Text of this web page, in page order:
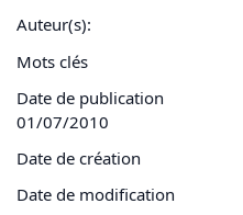
Auteur(s):
Mots clés
Date de publication
01/07/2010
Date de création
Date de modification